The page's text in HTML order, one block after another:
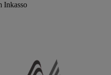
Inkasso